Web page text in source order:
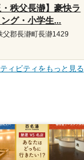
・秩父長瀞】豪快ラ
グ・小学生...
父郡長瀞町長瀞1429
ィビティをもっと見る